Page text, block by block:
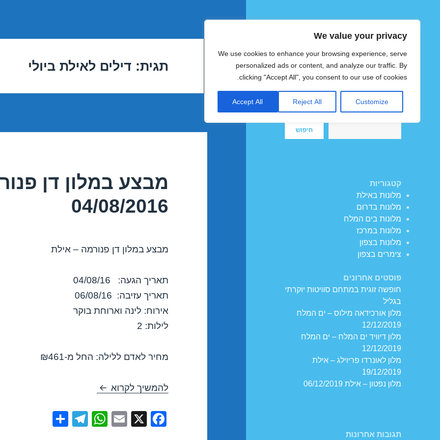
We value your privacy
We use cookies to enhance your browsing experience, serve
personalized ads or content, and analyze our traffic. By
clicking "Accept All", you consent to our use of cookies.
Customize
Reject All
Accept All
צימרים ומלונות זולים בישראל
חיפוש
חיפוש
קטגוריות
מלונות באילת
מלונות בדרום
מלונות בים המלח
מלונות במרכז
מלונות בצפון
צימרים בצפון
פוסטים אחרונים
חופשה זוגית במתחם סוויטות יוקרתי
בגליל
מלון אורכידאה מילוס – ים המלח
12/12/2019
מלון דיוויד ים המלח – ים המלח
12/12/2019
מלון לאונרדו פריוילג – אילת
19/12/2019
מלון נפטון – אילת 06/12/2019
תגובות אחרונות
תגית: דילים לאילת ביולי
מבצע במלון דן
04/08/2016
מבצע במלון דן פנורמה – אילת
תאריך הגעה: 04/08/16
תאריך עזיבה: 06/08/16
אירוח: לינה וארוחת בוקר
לילות: 2
מחיר לאדם ללילה: החל מ-₪461
להמשיך לקרוא מבצע במלון דן פנורמה – אילת 04/08/
F
X
E
W
T